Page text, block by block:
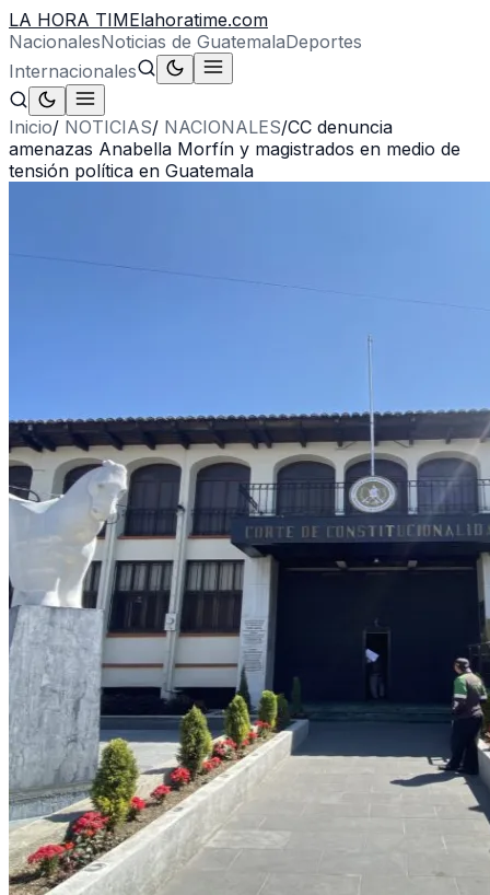
LA HORA TIMElahoratime.com
NacionalesNoticias de GuatemalaDeportes
Internacionales
Inicio/ NOTICIAS/ NACIONALES/CC denuncia
amenazas Anabella Morfín y magistrados en medio de
tensión política en Guatemala